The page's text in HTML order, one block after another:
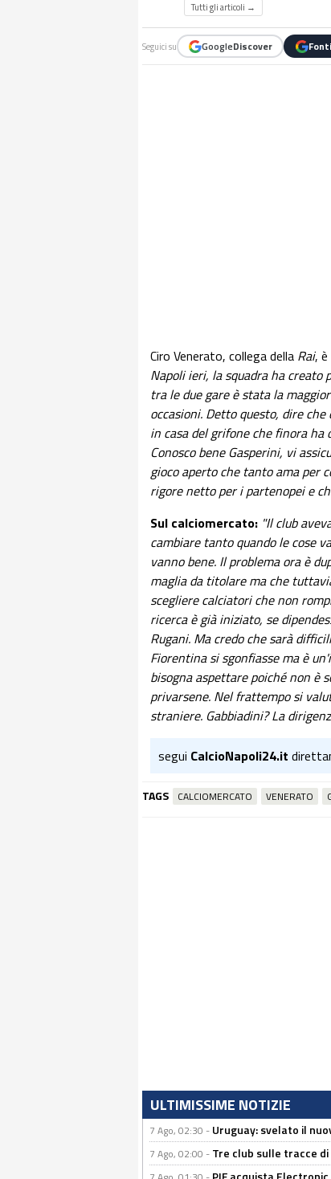
Tutti gli articoli →
Seguici su GoogleDiscover
Ciro Venerato, collega della Rai,
Napoli ieri, la squadra ha creato
tra le due gare è stata la
occasioni. Detto questo, dire
in casa del grifone che finora
Conosco bene Gasperini, vi
gioco aperto che tanto ama per
rigore netto per i partenopei e
Sul calciomercato: "Il club
cambiare tanto quando le cose
vanno bene. Il problema ora è
maglia da titolare ma che
scegliere calciatori che non
ricerca è già iniziato, se
Rugani. Ma credo che sarà
Fiorentina si sgonfiasse ma è
bisogna aspettare poiché non è
privarsene. Nel frattempo si
straniere. Gabbiadini? La
segui CalcioNapoli24.it
TAGS CALCIOMERCATO VENERATO
ULTIMISSIME NOTIZIE
7 Ago, 02:30 - Uruguay: svelato il
7 Ago, 02:00 - Tre club sulle tracce